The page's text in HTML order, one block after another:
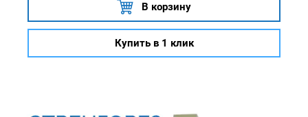
В корзину
Купить в 1 клик